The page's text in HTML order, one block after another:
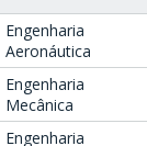
Engenharia
Aeronáutica
Engenharia
Mecânica
Engenharia